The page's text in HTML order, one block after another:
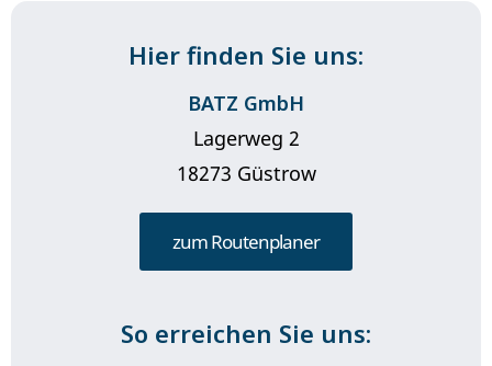
Hier finden Sie uns:
BATZ GmbH
Lagerweg 2
18273 Güstrow
zum Routenplaner
So erreichen Sie uns: